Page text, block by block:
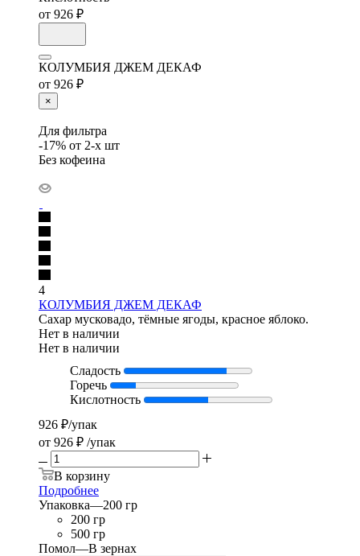
от 926 ₽
КОЛУМБИЯ ДЖЕМ ДЕКАФ
от 926 ₽
×
Для фильтра
-17% от 2-х шт
Без кофеина
4
КОЛУМБИЯ ДЖЕМ ДЕКАФ
Сахар мусковадо, тёмные ягоды, красное яблоко.
Нет в наличии
Нет в наличии
Сладость
Горечь
Кислотность
926 ₽/упак
от 926 ₽ /упак
В корзину
Подробнее
Упаковка—200 гр
200 гр
500 гр
Помол—В зернах